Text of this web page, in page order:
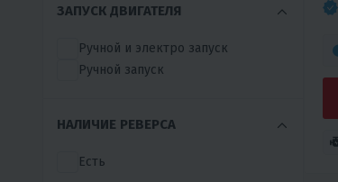
ЗАПУСК ДВИГАТЕЛЯ
Ручной и электро запуск
Ручной запуск
НАЛИЧИЕ РЕВЕРСА
Есть